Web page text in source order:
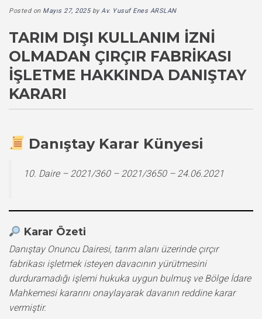
Posted on Mayıs 27, 2025byAv. Yusuf Enes ARSLAN
TARIM DIŞI KULLANIM İZNI
OLMADAN ÇIRÇIR FABRIKASI
İŞLETME HAKKINDA DANIŞTAY
KARARI
Danıştay Karar Künyesi
10. Daire – 2021/360 – 2021/3650 – 24.06.2021
Karar Özeti
Danıştay Onuncu Dairesi, tarım alanı üzerinde çırçır
fabrikası işletmek isteyen davacının yürütmesini
durduramadığı işlemi hukuka uygun bulmuş ve Bölge İdare
Mahkemesi kararını onaylayarak davanın reddine karar
vermiştir.